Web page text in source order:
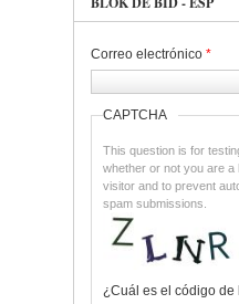
Correo electrónico *
CAPTCHA
This question is for
whether or not you are a
visitor and to prevent
spam submissions.
¿Cuál es el código de